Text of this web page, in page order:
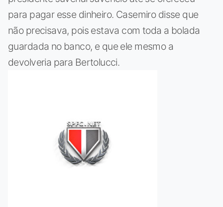
para pagar esse dinheiro. Casemiro disse que
não precisava, pois estava com toda a bolada
guardada no banco, e que ele mesmo a
devolveria para Bertolucci.